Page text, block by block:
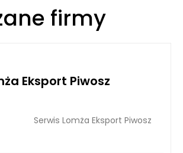
firmy
Eksport Piwosz
Serwis Lomża Eksport Piwosz